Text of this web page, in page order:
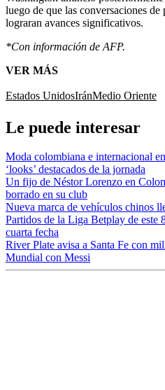
luego de que las conversaciones de
lograran avances significativos.
*Con información de AFP.
VER MÁS
Estados UnidosIránMedio Oriente
Le puede interesar
Moda colombiana e internacional
‘looks’ destacados de la jornada
Un fijo de Néstor Lorenzo en
borrado en su club
Nueva marca de vehículos chinos
Partidos de la Liga Betplay de este
cuarta fecha
River Plate avisa a Santa Fe con
Mundial con Messi